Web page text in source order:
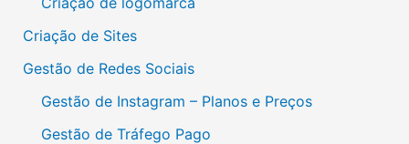
Criação de Sites
Gestão de Redes Sociais
Gestão de Instagram – Planos e Preços
Gestão de Tráfego Pago